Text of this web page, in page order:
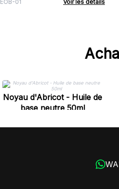
EOB-01 Voir les détails
Noyau d'Abricot - Huile de
base neutre 50ml